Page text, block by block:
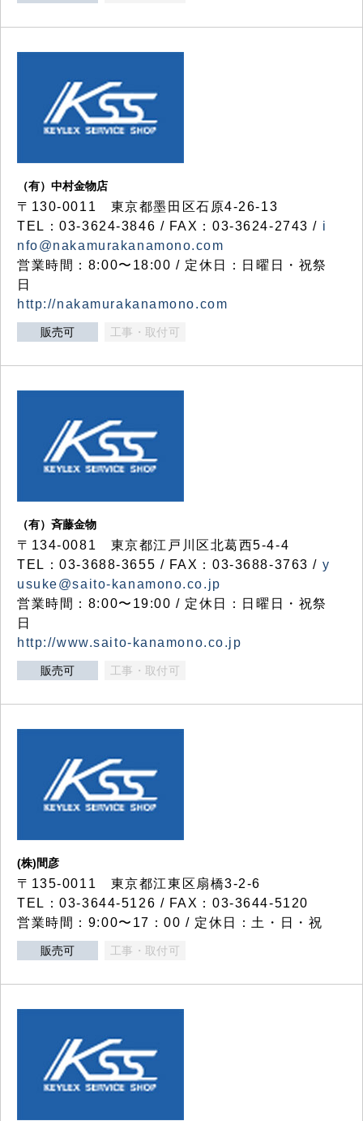
（有）中村金物店
〒130-0011 東京都墨田区石原4-26-13
TEL：03-3624-3846 / FAX：03-3624-2743 / i
nfo@nakamurakanamono.com
営業時間：8:00〜18:00 / 定休日：日曜日・祝祭
日
http://nakamurakanamono.com
販売可 工事・取付可
（有）斉藤金物
〒134-0081 東京都江戸川区北葛西5-4-4
TEL：03-3688-3655 / FAX：03-3688-3763 / y
usuke@saito-kanamono.co.jp
営業時間：8:00〜19:00 / 定休日：日曜日・祝祭
日
http://www.saito-kanamono.co.jp
販売可 工事・取付可
(株)間彦
〒135-0011 東京都江東区扇橋3-2-6
TEL：03-3644-5126 / FAX：03-3644-5120
営業時間：9:00〜17：00 / 定休日：土・日・祝
販売可 工事・取付可